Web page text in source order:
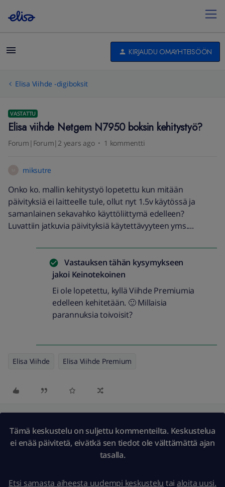
KIRJAUDU OMAYHTEISÖÖN
Elisa Viihde -digiboksit
VASTATTU
Elisa viihde Netgem N7950 boksin kehitystyö?
Forum|Forum|2 years ago 1 kommentti
miksutre
Onko ko. mallin kehitystyö lopetettu kun mitään
päivityksiä ei laitteelle tule, ollut nyt 1.5v käytössä ja
samanlainen sekavahko käyttöliittymä edelleen?
Luvattiin jatkuvia päivityksiä käytettävyyteen yms....
Vastauksen tähän kysymykseen
jakoi Keinotekoinen
Ei ole lopetettu, kyllä Viihde Premiumia
edelleen kehitetään. 🙂 Millaisia
parannuksia toivoisit?
Elisa Viihde Elisa Viihde Premium
Tämä keskustelu on suljettu kommenteilta. Keskustelua
ei enää päivitetä, eivätkä sen tiedot ole välttämättä ajan
tasalla.
Etsi samasta aiheesta uudempi keskustelu tai aloita uusi.